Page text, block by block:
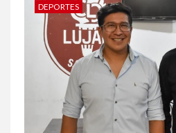
DEPORTES